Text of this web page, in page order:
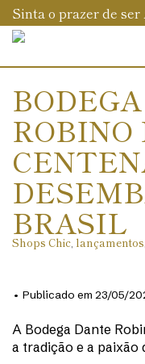
Sinta o prazer de
ROBINO
BRASIL
Shops Chic, lançamentos
• Publicado em 23/05/
A Bodega Dante
a tradição e a paixão